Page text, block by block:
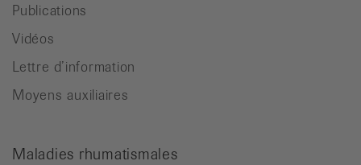
Publications
Vidéos
Lettre d’information
Moyens auxiliaires
Maladies rhumatismales